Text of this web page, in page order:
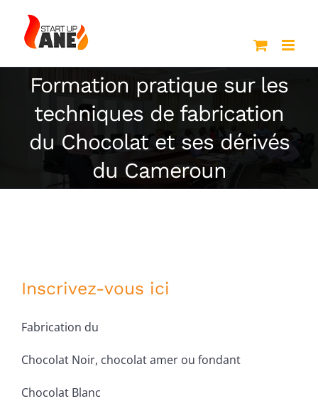
contenu
Formation pratique sur les
techniques de fabrication
du Chocolat et ses dérivés
du Cameroun
Inscrivez-vous ici
Fabrication du
Chocolat Noir, chocolat amer ou fondant
Chocolat Blanc